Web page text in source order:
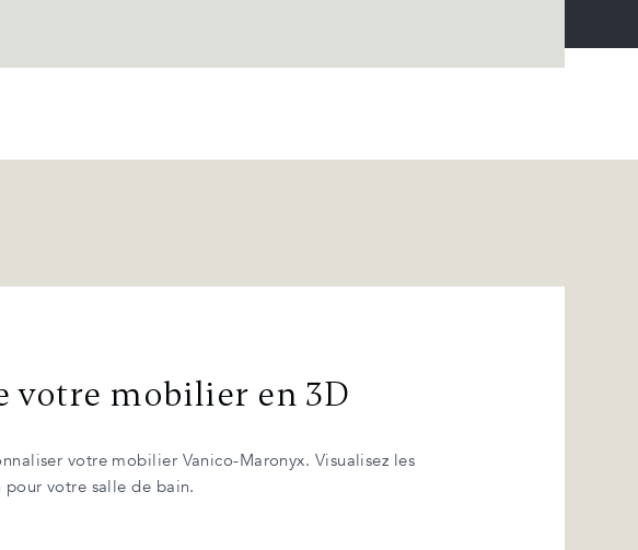
votre mobilier en 3D
votre mobilier Vanico-Maronyx. Visualisez les
votre salle de bain.